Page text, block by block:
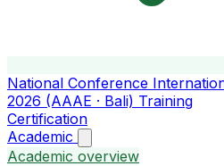
National Conference
2026 (AAAE · Bali) Training
Certification
Academic
Academic overview